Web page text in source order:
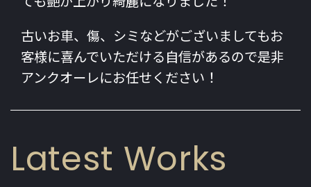
古いお車、傷、シミなどがございましてもお
客様に喜んでいただける自信があるので是非
アンクオーレにお任せください！
Latest Works